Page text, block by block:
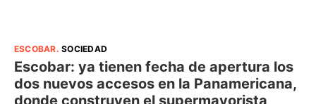
ESCOBAR.SOCIEDAD
Escobar: ya tienen fecha de apertura los
dos nuevos accesos en la Panamericana,
donde construyen el supermayorista